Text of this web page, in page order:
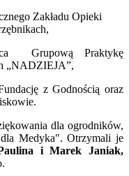
Zakładu Opieki
Grupową Praktykę
„NADZIEJA”,
z Godnością oraz
dla ogrodników,
Medyka". Otrzymali je
i Marek Janiak,